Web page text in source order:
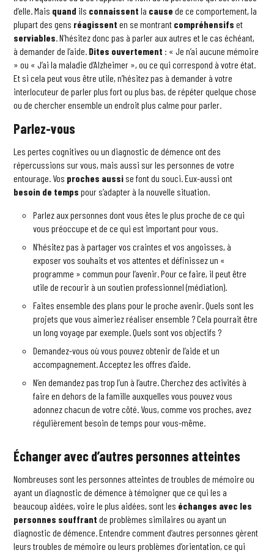
d’elle. Mais quand ils connaissent la cause de ce comportement, la
plupart des gens réagissent en se montrant compréhensifs et
serviables. N’hésitez donc pas à parler aux autres et le cas échéant,
à demander de l’aide. Dites ouvertement : « Je n’ai aucune mémoire
» ou « J’ai la maladie d’Alzheimer », ou ce qui correspond à votre état.
Et si cela peut vous être utile, n’hésitez pas à demander à votre
interlocuteur de parler plus fort ou plus bas, de répéter quelque chose
ou de chercher ensemble un endroit plus calme pour parler.
Parlez-vous
Les pertes cognitives ou un diagnostic de démence ont des
répercussions sur vous, mais aussi sur les personnes de votre
entourage. Vos proches aussi se font du souci. Eux-aussi ont
besoin de temps pour s’adapter à la nouvelle situation.
Parlez aux personnes dont vous êtes le plus proche de ce qui
vous préoccupe et de ce qui est important pour vous.
N’hésitez pas à partager vos craintes et vos angoisses, à
exposer vos souhaits et vos attentes et définissez un «
programme » commun pour l’avenir. Pour ce faire, il peut être
utile de recourir à un soutien professionnel (médiation).
Faites ensemble des plans pour le proche avenir. Quels sont les
projets que vous aimeriez réaliser ensemble ? Cela pourrait être
un long voyage par exemple. Quels sont vos objectifs ?
Demandez-vous où vous pouvez obtenir de l’aide et un
accompagnement. Acceptez les offres d’aide.
N’en demandez pas trop l’un à l’autre. Cherchez des activités à
faire en dehors de la famille auxquelles vous pouvez vous
adonnez chacun de votre côté. Vous, comme vos proches, avez
régulièrement besoin de temps pour vous-même.
Échanger avec d’autres personnes atteintes
Nombreuses sont les personnes atteintes de troubles de mémoire ou
ayant un diagnostic de démence à témoigner que ce qui les a
beaucoup aidées, voire le plus aidées, sont les échanges avec les
personnes souffrant de problèmes similaires ou ayant un
diagnostic de démence. Entendre comment d’autres personnes gèrent
leurs troubles de mémoire ou leurs problèmes d’orientation, ce qui